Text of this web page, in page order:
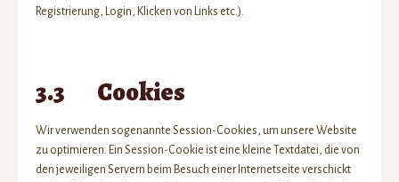
Registrierung, Login, Klicken von Links etc.).
3.3 Cookies
Wir verwenden sogenannte Session-Cookies, um unsere Website
zu optimieren. Ein Session-Cookie ist eine kleine Textdatei, die von
den jeweiligen Servern beim Besuch einer Internetseite verschickt